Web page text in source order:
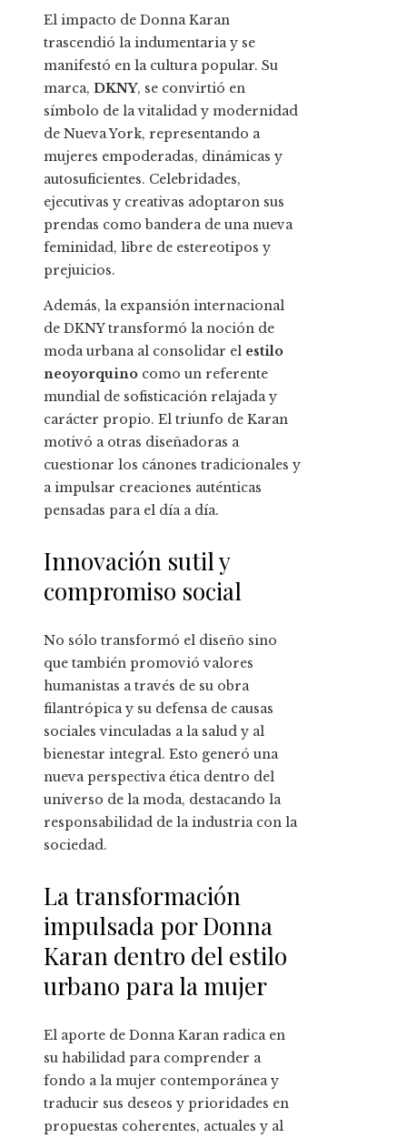
El impacto de Donna Karan
trascendió la indumentaria y se
manifestó en la cultura popular. Su
marca, DKNY, se convirtió en
símbolo de la vitalidad y modernidad
de Nueva York, representando a
mujeres empoderadas, dinámicas y
autosuficientes. Celebridades,
ejecutivas y creativas adoptaron sus
prendas como bandera de una nueva
feminidad, libre de estereotipos y
prejuicios.
Además, la expansión internacional
de DKNY transformó la noción de
moda urbana al consolidar el estilo
neoyorquino como un referente
mundial de sofisticación relajada y
carácter propio. El triunfo de Karan
motivó a otras diseñadoras a
cuestionar los cánones tradicionales y
a impulsar creaciones auténticas
pensadas para el día a día.
Innovación sutil y
compromiso social
No sólo transformó el diseño sino
que también promovió valores
humanistas a través de su obra
filantrópica y su defensa de causas
sociales vinculadas a la salud y al
bienestar integral. Esto generó una
nueva perspectiva ética dentro del
universo de la moda, destacando la
responsabilidad de la industria con la
sociedad.
La transformación
impulsada por Donna
Karan dentro del estilo
urbano para la mujer
El aporte de Donna Karan radica en
su habilidad para comprender a
fondo a la mujer contemporánea y
traducir sus deseos y prioridades en
propuestas coherentes, actuales y al